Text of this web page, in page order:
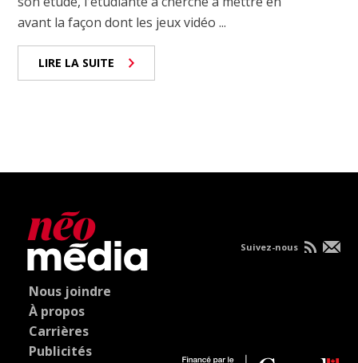
avant la façon dont les jeux vidéo ...
LIRE LA SUITE
Nous joindre
À propos
Carrières
Publicités
Suivez-nous